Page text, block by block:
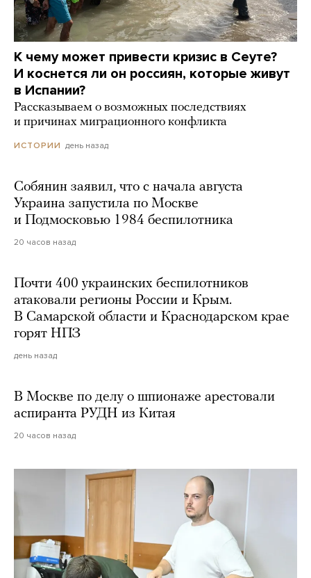
К чему может привести кризис в Сеуте?
И коснется ли он россиян, которые живут
в Испании?
Рассказываем о возможных последствиях
и причинах миграционного конфликта
ИСТОРИИ день назад
Собянин заявил, что с начала августа
Украина запустила по Москве
и Подмосковью 1984 беспилотника
20 часов назад
Почти 400 украинских беспилотников
атаковали регионы России и Крым.
В Самарской области и Краснодарском крае
горят НПЗ
день назад
В Москве по делу о шпионаже арестовали
аспиранта РУДН из Китая
20 часов назад